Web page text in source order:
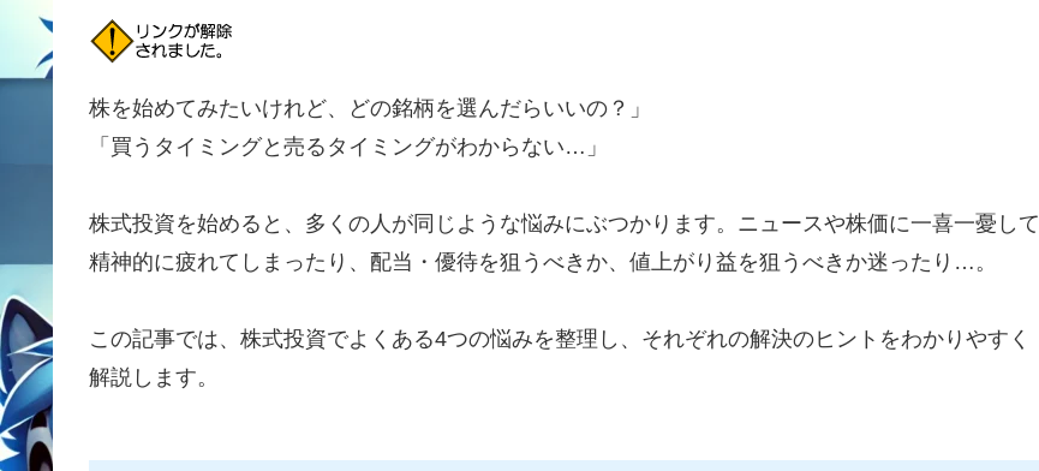
株を始めてみたいけれど、どの銘柄を選んだらいいの？」
「買うタイミングと売るタイミングがわからない…」
株式投資を始めると、多くの人が同じような悩みにぶつかります。ニュースや株価に一喜一憂して
精神的に疲れてしまったり、配当・優待を狙うべきか、値上がり益を狙うべきか迷ったり…。
この記事では、株式投資でよくある4つの悩みを整理し、それぞれの解決のヒントをわかりやすく
解説します。